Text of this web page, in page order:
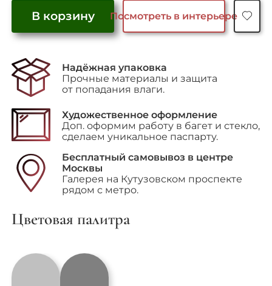
Количество
Portfolio
"Playboy
II",
Patrick
Nagel
В корзину Посмотреть в интерьере
Надёжная упаковка
Прочные материалы и защита
от попадания влаги.
Художественное оформление
Доп. оформим работу в багет и стекло,
сделаем уникальное паспарту.
Бесплатный самовывоз в центре
Москвы
Галерея на Кутузовском проспекте
рядом с метро.
Цветовая палитра